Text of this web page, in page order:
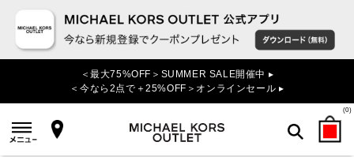
＜最大75%OFF＞SUMMER SALE開催中 ▸
＜今なら2点で＋25%OFF＞オンラインセール ▸
(0)